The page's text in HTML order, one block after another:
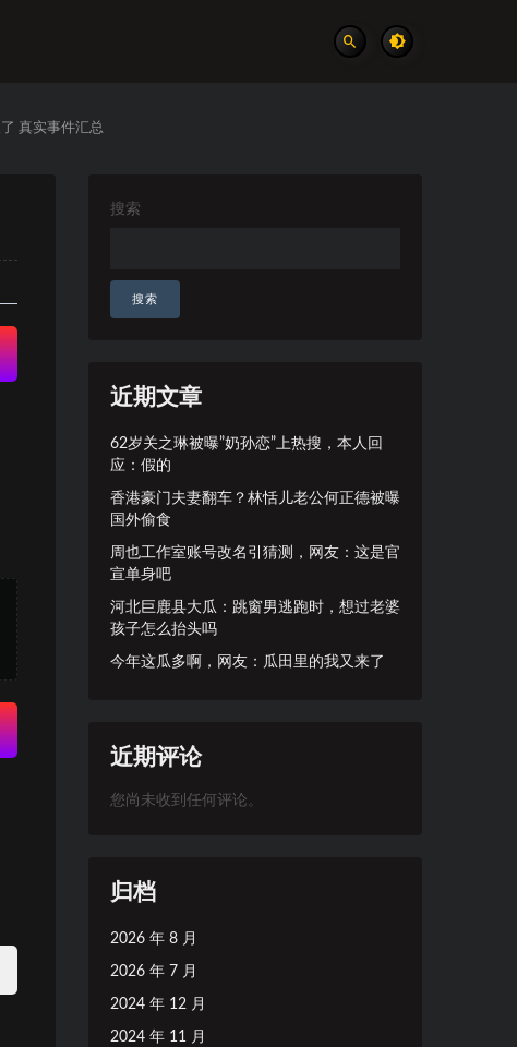
真实事件汇总
搜索
搜索
近期文章
62岁关之琳被曝”奶孙恋”上热搜，本人回
应：假的
香港豪门夫妻翻车？林恬儿老公何正德被曝
国外偷食
周也工作室账号改名引猜测，网友：这是官
宣单身吧
河北巨鹿县大瓜：跳窗男逃跑时，想过老婆
孩子怎么抬头吗
今年这瓜多啊，网友：瓜田里的我又来了
近期评论
您尚未收到任何评论。
归档
2026 年 8 月
2026 年 7 月
2024 年 12 月
2024 年 11 月